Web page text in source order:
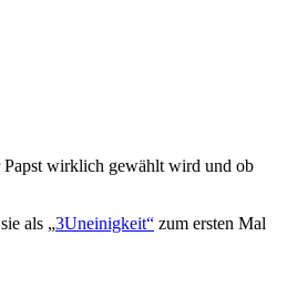
Papst wirklich gewählt wird und ob
als „3Uneinigkeit“ zum ersten Mal